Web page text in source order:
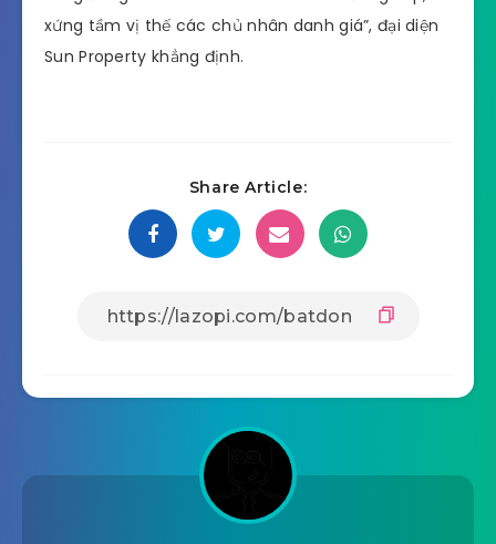
xứng tầm vị thế các chủ nhân danh giá”, đại diện
Sun Property khẳng định.
Share Article: